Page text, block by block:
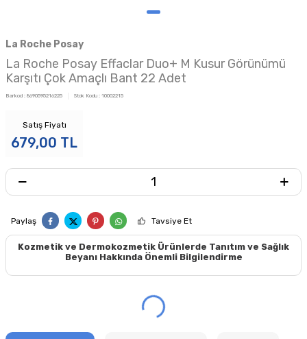
La Roche Posay
La Roche Posay Effaclar Duo+ M Kusur Görünümü
Karşıtı Çok Amaçlı Bant 22 Adet
Barkod : 8690595216225 Stok Kodu : 10002215
Satış Fiyatı
679,00 TL
Paylaş Tavsiye Et
Kozmetik ve Dermokozmetik Ürünlerde Tanıtım ve Sağlık
Beyanı Hakkında Önemli Bilgilendirme